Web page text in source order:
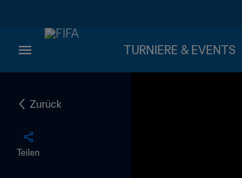
TURNIERE & EVENTS
Zurück
Teilen